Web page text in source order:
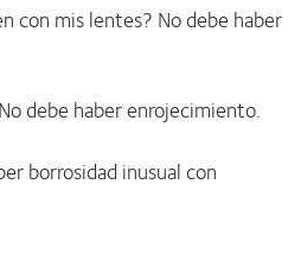
con mis lentes? No debe haber
debe haber enrojecimiento.
borrosidad inusual con